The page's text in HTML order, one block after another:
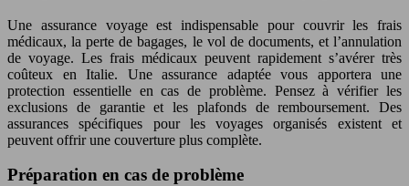
Une assurance voyage est indispensable pour couvrir les frais
médicaux, la perte de bagages, le vol de documents, et l’annulation
de voyage. Les frais médicaux peuvent rapidement s’avérer très
coûteux en Italie. Une assurance adaptée vous apportera une
protection essentielle en cas de problème. Pensez à vérifier les
exclusions de garantie et les plafonds de remboursement. Des
assurances spécifiques pour les voyages organisés existent et
peuvent offrir une couverture plus complète.
Préparation en cas de problème